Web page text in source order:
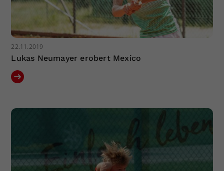
22.11.2019
Lukas Neumayer erobert Mexico